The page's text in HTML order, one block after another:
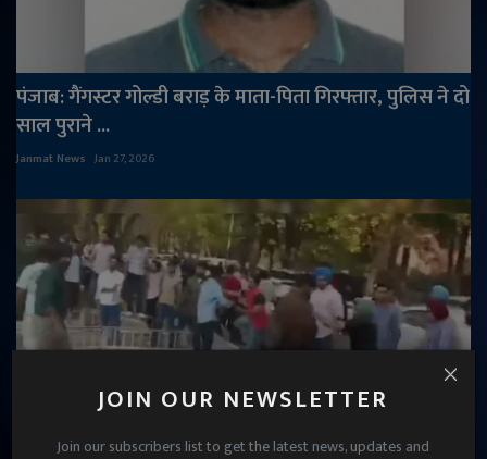
JOIN OUR NEWSLETTER
Join our subscribers list to get the latest news, updates and
पंजाब: गैंगस्टर गोल्डी बराड़ के माता-पिता गिरफ्तार, पुलिस ने दो
साल पुराने ...
Janmat News Jan 27, 2026